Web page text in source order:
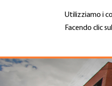
Utilizziamo i
Facendo clic
CHI SIAMO
MENU